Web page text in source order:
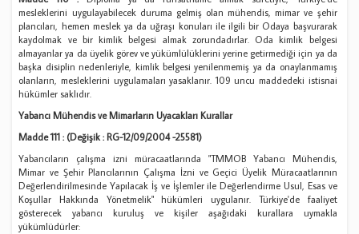
mesleklerini uygulayabilecek duruma gelmiş olan mühendis, mimar ve şehir
plancıları, hemen meslek ya da uğraşı konuları ile ilgili bir Odaya başvurarak
kaydolmak ve bir kimlik belgesi almak zorundadırlar. Oda kimlik belgesi
almayanlar ya da üyelik görev ve yükümlülüklerini yerine getirmediği için ya da
başka disiplin nedenleriyle, kimlik belgesi yenilenmemiş ya da onaylanmamış
olanların, mesleklerini uygulamaları yasaklanır. 109 uncu maddedeki istisnai
hükümler saklıdır.
Yabancı Mühendis ve Mimarların Uyacakları Kurallar
Madde 111 : (Değişik : RG-12/09/2004 -25581)
Yabancıların çalışma izni müracaatlarında "TMMOB Yabancı Mühendis,
Mimar ve Şehir Plancılarının Çalışma İzni ve Geçici Üyelik Müracaatlarının
Değerlendirilmesinde Yapılacak İş ve İşlemler ile Değerlendirme Usul, Esas ve
Koşullar Hakkında Yönetmelik" hükümleri uygulanır. Türkiye'de faaliyet
gösterecek yabancı kuruluş ve kişiler aşağıdaki kurallara uymakla
yükümlüdürler: